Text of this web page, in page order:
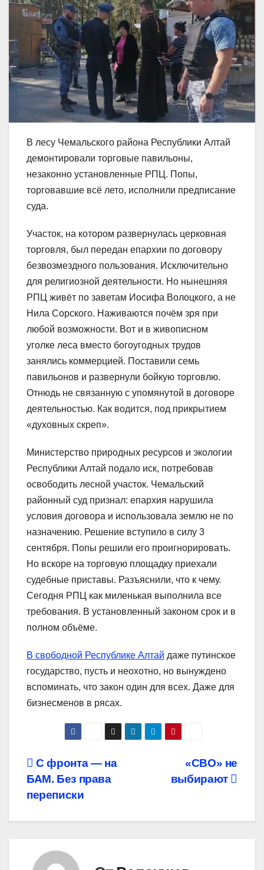
В лесу Чемальского района Республики Алтай
демонтировали торговые павильоны,
незаконно установленные РПЦ. Попы,
торговавшие всё лето, исполнили предписание
суда.
Участок, на котором развернулась церковная
торговля, был передан епархии по договору
безвозмездного пользования. Исключительно
для религиозной деятельности. Но нынешняя
РПЦ живёт по заветам Иосифа Волоцкого, а не
Нила Сорского. Наживаются почём зря при
любой возможности. Вот и в живописном
уголке леса вместо богоугодных трудов
занялись коммерцией. Поставили семь
павильонов и развернули бойкую торговлю.
Отнюдь не связанную с упомянутой в договоре
деятельностью. Как водится, под прикрытием
«духовных скреп».
Министерство природных ресурсов и экологии
Республики Алтай подало иск, потребовав
освободить лесной участок. Чемальский
районный суд признал: епархия нарушила
условия договора и использовала землю не по
назначению. Решение вступило в силу 3
сентября. Попы решили его проигнорировать.
Но вскоре на торговую площадку приехали
судебные приставы. Разъяснили, что к чему.
Сегодня РПЦ как миленькая выполнила все
требования. В установленный законом срок и в
полном объёме.
В свободной Республике Алтай даже путинское
государство, пусть и неохотно, но вынуждено
вспоминать, что закон один для всех. Даже для
бизнесменов в рясах.
Навигация
по
записям
«СВО» не
выбирают
С фронта — на
БАМ. Без права
переписки